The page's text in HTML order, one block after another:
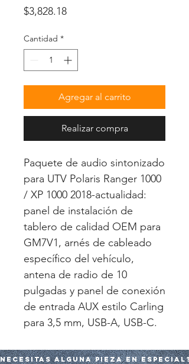
$3,828.18Precio
Cantidad *
Agregar al carrito
Realizar compra
Paquete de audio sintonizado
para UTV Polaris Ranger 1000
/ XP 1000 2018-actualidad:
panel de instalación de
tablero de calidad OEM para
GM7V1, arnés de cableado
específico del vehículo,
antena de radio de 10
pulgadas y panel de conexión
de entrada AUX estilo Carling
para 3,5 mm, USB-A, USB-C.
Necesitas alguna pieza en especial?